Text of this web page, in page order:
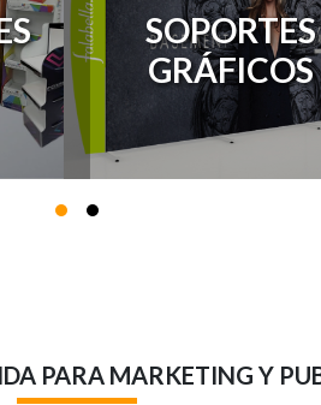
SOPORTES
GRÁFICOS
PARA MARKETING Y